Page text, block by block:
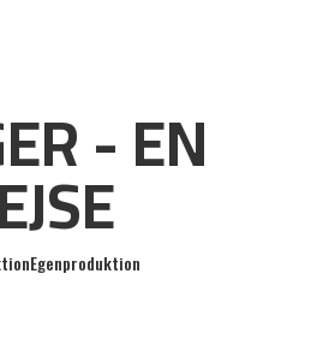
- EN
Egenproduktion